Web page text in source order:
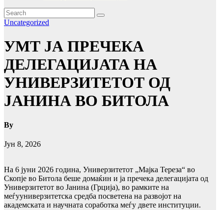
Uncategorized
УМТ ЈА ПРЕЧЕКА
ДЕЛЕГАЦИЈАТА НА
УНИВЕРЗИТЕТОТ ОД
ЈАНИНА ВО БИТОЛА
By
Јун 8, 2026
На 6 јуни 2026 година, Универзитетот „Мајка Тереза“ во
Скопје во Битола беше домаќин и ја пречека делегацијата од
Универзитетот во Јанина (Грција), во рамките на
меѓууниверзитетска средба посветена на развојот на
академската и научната соработка меѓу двете институции.